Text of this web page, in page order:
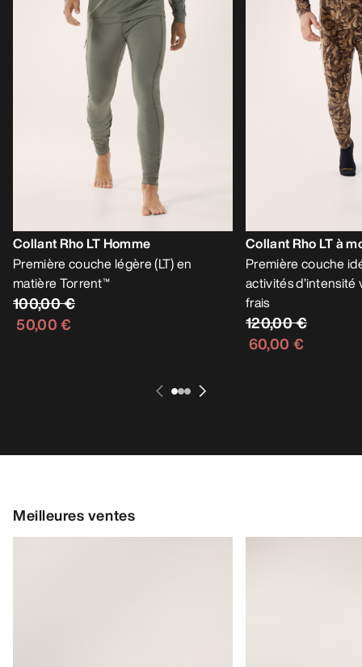
Collant Rho LT Homme
Première couche légère (LT) en
matière Torrent™
100,00 €
50,00 €
Collant Rho LT à
Première couche
activités
frais
120,00 €
60,00 €
Meilleures ventes